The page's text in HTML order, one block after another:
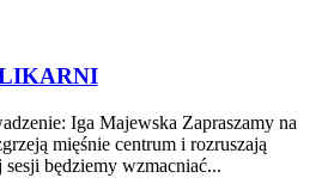
Iga Majewska Zapraszamy na
mięśnie centrum i rozruszają
będziemy wzmacniać...